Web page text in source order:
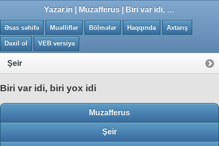
Yazar.in | Muzafferus | Biri var idi, biri yox idi
Əsas səhifə Muəlliflər Bölmələr Haqqında Axtarış
Daxil ol VEB versiya
Şeir
Biri var idi, biri yox idi
Muzafferus
Şeir